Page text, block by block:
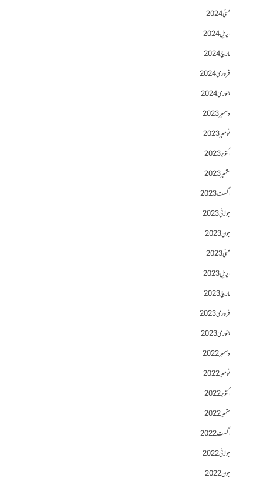
مئی 2024
اپریل 2024
مارچ 2024
فروری 2024
جنوری 2024
دسمبر 2023
نومبر 2023
اکتوبر 2023
ستمبر 2023
اگست 2023
جولائی 2023
جون 2023
مئی 2023
اپریل 2023
مارچ 2023
فروری 2023
جنوری 2023
دسمبر 2022
نومبر 2022
اکتوبر 2022
ستمبر 2022
اگست 2022
جولائی 2022
جون 2022